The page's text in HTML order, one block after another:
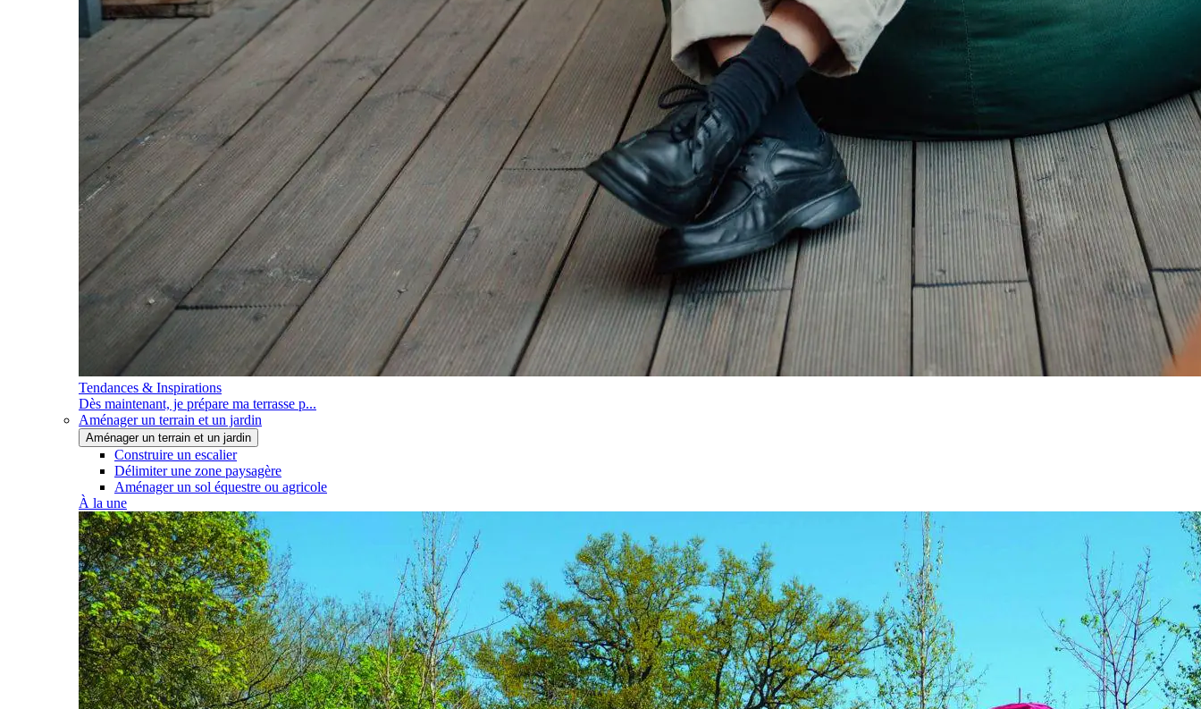
Tendances & Inspirations
Dès maintenant, je prépare ma terrasse p...
Aménager un terrain et un jardin
Aménager un terrain et un jardin
Construire un escalier
Délimiter une zone paysagère
Aménager un sol équestre ou agricole
À la une